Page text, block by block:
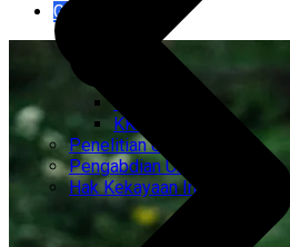
CEMTI
KK Regresi
Penelitian Unggulan
Pengabdian Unggulan
Hak Kekayaan Intelektual
Gabung Kami